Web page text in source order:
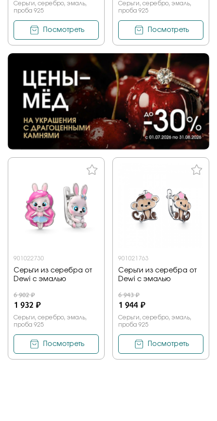
Серьги, серебро, эмаль,
проба 925
Посмотреть
Серьги, серебро, эмаль,
проба 925
Посмотреть
901022730
Серьги из серебра от
Dewi с эмалью
6 902 ₽
1 932 ₽
Серьги, серебро, эмаль,
проба 925
Посмотреть
901021763
Серьги из серебра от
Dewi с эмалью
6 943 ₽
1 944 ₽
Серьги, серебро, эмаль,
проба 925
Посмотреть